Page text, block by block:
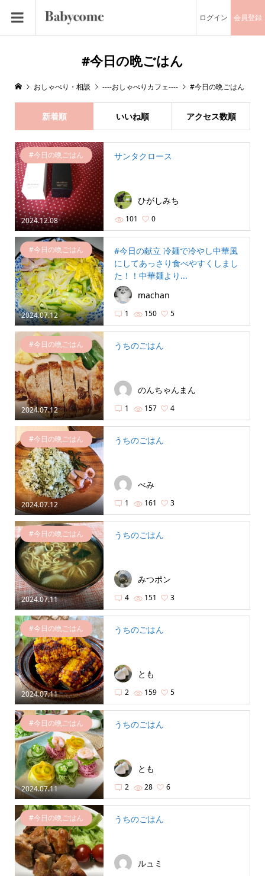
ログイン 会員登録
#今日の晩ごはん
おしゃべり・相談 ----おしゃべりカフェ---- #今日の晩ごはん
新着順 いいね順 アクセス数順
2024.12.08
#今日の晩ごはん サンタクロース
ひがしみち
101 0
2024.07.12
#今日の晩ごはん
#今日の献立 冷麺で冷やし中華風
にしてあっさり食べやすくしまし
た！！中華麺より...
machan
1 150 5
2024.07.12
#今日の晩ごはん うちのごはん
のんちゃんまん
1 157 4
2024.07.12
#今日の晩ごはん うちのごはん
べみ
1 161 3
2024.07.11
#今日の晩ごはん うちのごはん
みつポン
4 151 3
2024.07.11
#今日の晩ごはん うちのごはん
とも
2 159 5
2024.07.11
#今日の晩ごはん うちのごはん
とも
2 28 6
#今日の晩ごはん うちのごはん
ルュミ